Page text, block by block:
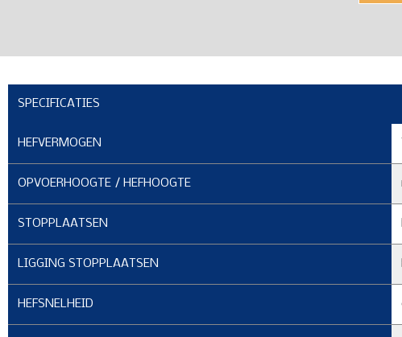
SPECIFICATIES
HEFVERMOGEN
OPVOERHOOGTE / HEFHOOGTE
STOPPLAATSEN
LIGGING STOPPLAATSEN
HEFSNELHEID